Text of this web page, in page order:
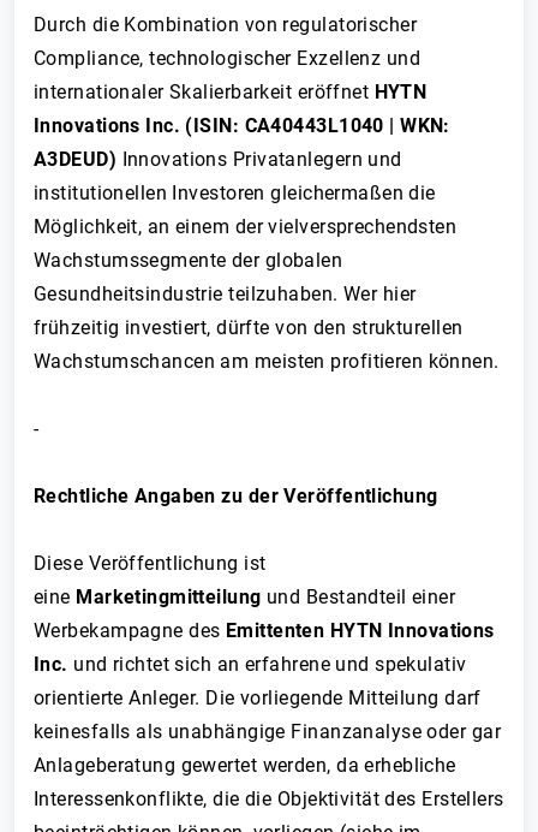
Durch die Kombination von regulatorischer
Compliance, technologischer Exzellenz und
internationaler Skalierbarkeit eröffnet HYTN
Innovations Inc. (ISIN: CA40443L1040 | WKN:
A3DEUD) Innovations Privatanlegern und
institutionellen Investoren gleichermaßen die
Möglichkeit, an einem der vielversprechendsten
Wachstumssegmente der globalen
Gesundheitsindustrie teilzuhaben. Wer hier
frühzeitig investiert, dürfte von den strukturellen
Wachstumschancen am meisten profitieren können.
-
Rechtliche Angaben zu der Veröffentlichung
Diese Veröffentlichung ist
eine Marketingmitteilung und Bestandteil einer
Werbekampagne des Emittenten HYTN Innovations
Inc. und richtet sich an erfahrene und spekulativ
orientierte Anleger. Die vorliegende Mitteilung darf
keinesfalls als unabhängige Finanzanalyse oder gar
Anlageberatung gewertet werden, da erhebliche
Interessenkonflikte, die die Objektivität des Erstellers